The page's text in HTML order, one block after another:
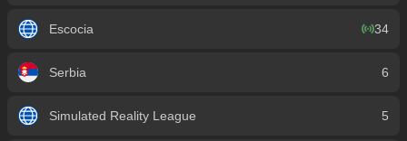
Escocia 34
Serbia 6
Simulated Reality League 5